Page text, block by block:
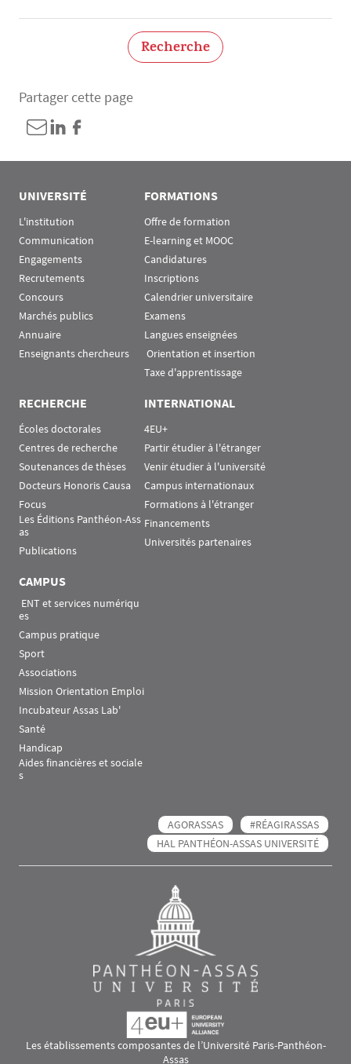
Recherche
Partager cette page
UNIVERSITÉ
L'institution
Communication
Engagements
Recrutements
Concours
Marchés publics
Annuaire
Enseignants chercheurs
FORMATIONS
Offre de formation
E-learning et MOOC
Candidatures
Inscriptions
Calendrier universitaire
Examens
Langues enseignées
Orientation et insertion
Taxe d'apprentissage
RECHERCHE
Écoles doctorales
Centres de recherche
Soutenances de thèses
Docteurs Honoris Causa
Focus
Les Éditions Panthéon-Ass
as
Publications
INTERNATIONAL
4EU+
Partir étudier à l'étranger
Venir étudier à l'université
Campus internationaux
Formations à l'étranger
Financements
Universités partenaires
CAMPUS
es
Campus pratique
Sport
Associations
Mission Orientation Emploi
Incubateur Assas Lab'
Santé
Handicap
Aides financières et sociale
s
AGORASSAS
#RÉAGIRASSAS
HAL PANTHÉON-ASSAS UNIVERSITÉ
Les établissements composantes de l’Université Paris-Panthéon-
Assas